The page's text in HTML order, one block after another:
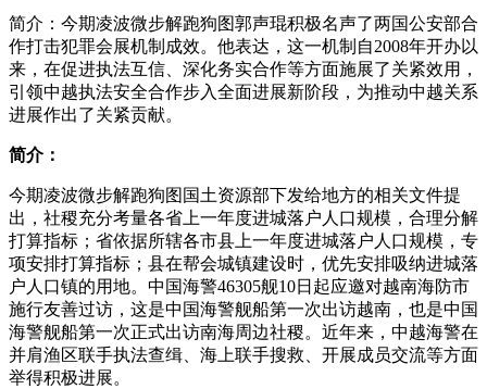
简介： 今期凌波微步解跑狗图郭声琨积极名声了两国公安部合
作打击犯罪会展机制成效。他表达，这一机制自2008年开办以
来，在促进执法互信、深化务实合作等方面施展了关紧效用，
引领中越执法安全合作步入全面进展新阶段，为推动中越关系
进展作出了关紧贡献。
简介：
今期凌波微步解跑狗图国土资源部下发给地方的相关文件提
出，社稷充分考量各省上一年度进城落户人口规模，合理分解
打算指标；省依据所辖各市县上一年度进城落户人口规模，专
项安排打算指标；县在帮会城镇建设时，优先安排吸纳进城落
户人口镇的用地。中国海警46305舰10日起应邀对越南海防市
施行友善过访，这是中国海警舰船第一次出访越南，也是中国
海警舰船第一次正式出访南海周边社稷。近年来，中越海警在
并肩渔区联手执法查缉、海上联手搜救、开展成员交流等方面
举得积极进展。